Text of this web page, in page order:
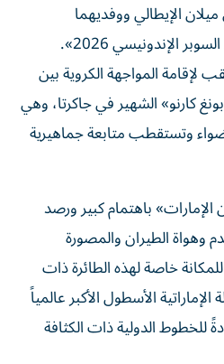
الإيطالي ووفديهما
المشاركين في بطولة «كأس السوبر الإندونيسي 2026».
لإقامة المواجهة الكروية بين
كارنو» الشهير في جاكرتا، وهي
وتستقطب متابعة جماهيرية
باهتمام كبير ورصد
وهواة الطيران والمصورة
للمكانة خاصة لهذه الطائرة ذات
الأسطول الأكبر عالمياً
الدولية ذات الكثافة